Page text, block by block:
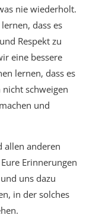
nie wiederholt.
dass es
Respekt zu
eine bessere
lernen, dass es
schweigen
und
allen anderen
Erinnerungen
uns dazu
in der solches